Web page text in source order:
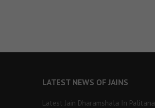
LATEST NEWS OF JAINS
Latest Jain Dharamshala In Palitana